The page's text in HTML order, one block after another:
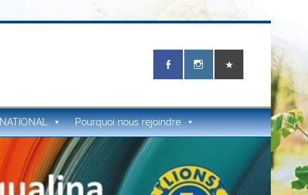
Pourquoi nous rejoindre